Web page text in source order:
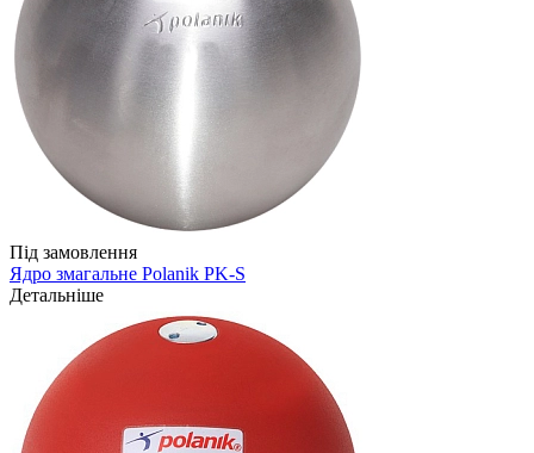
Під замовлення
Ядро змагальне Polanik PK-S
Детальніше